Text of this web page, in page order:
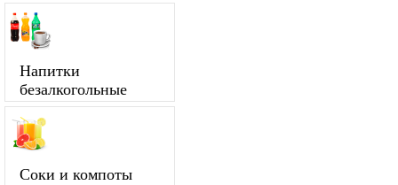
Напитки
безалкогольные
Соки и компоты